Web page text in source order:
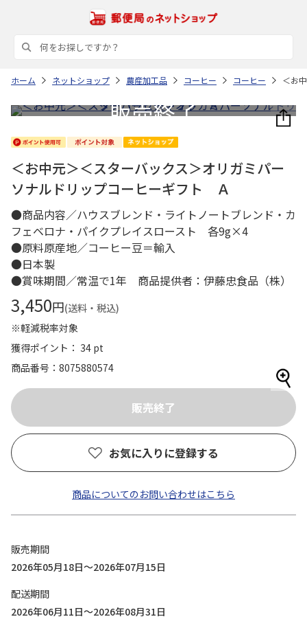
ホーム ネットショップ 農産加工品 コーヒー コーヒー ＜お
＜お中元＞＜スターバックス＞オリガミパー
ソナルドリップコーヒーギフト Ａ
●商品内容／ハウスブレンド・ライトノートブレンド・カ
フェベロナ・パイクプレイスロースト 各9g×4
●原料原産地／コーヒー豆＝輸入
●日本製
●賞味期間／常温で1年 商品提供者：伊藤忠食品（株）
3,450円(送料・税込)
※軽減税率対象
獲得ポイント： 34 pt
商品番号
8075880574
お気に入りに登録する
商品についてのお問い合わせはこちら
販売期間
2026年05月18日～2026年07月15日
配送期間
2026年06月11日～2026年08月31日